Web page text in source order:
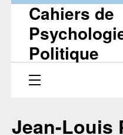
Cahiers de
Politique
Jean-Louis